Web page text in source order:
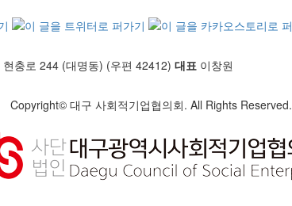
충로 244 (대명동) (우편 42412) 대표 이창원
Copyright© 대구 사회적기업협의회. All Rights Reserved.